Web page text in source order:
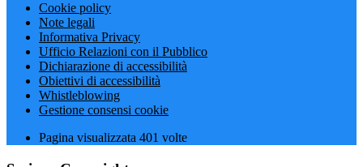
Cookie policy
Note legali
Informativa Privacy
Ufficio Relazioni con il Pubblico
Dichiarazione di accessibilità
Obiettivi di accessibilità
Whistleblowing
Gestione consensi cookie
Pagina visualizzata 401 volte